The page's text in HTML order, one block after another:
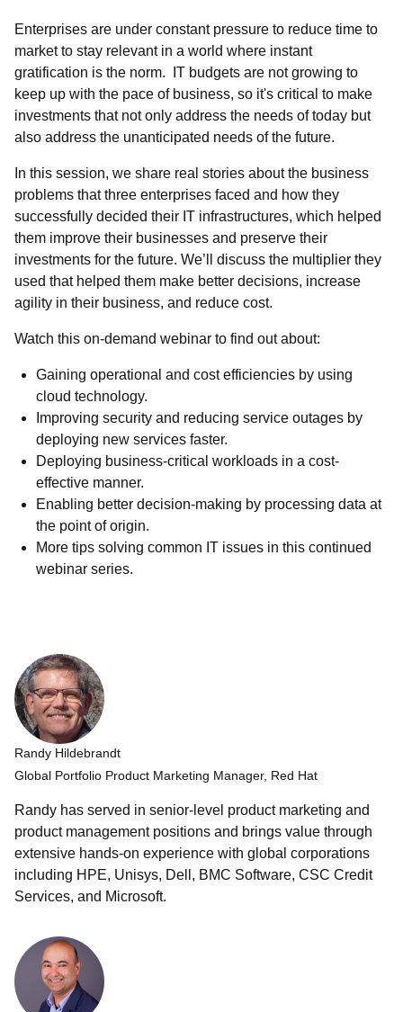
Enterprises are under constant pressure to reduce time to
market to stay relevant in a world where instant
gratification is the norm. IT budgets are not growing to
keep up with the pace of business, so it's critical to make
investments that not only address the needs of today but
also address the unanticipated needs of the future.
In this session, we share real stories about the business
problems that three enterprises faced and how they
successfully decided their IT infrastructures, which helped
them improve their businesses and preserve their
investments for the future. We’ll discuss the multiplier they
used that helped them make better decisions, increase
agility in their business, and reduce cost.
Watch this on-demand webinar to find out about:
Gaining operational and cost efficiencies by using
cloud technology.
Improving security and reducing service outages by
deploying new services faster.
Deploying business-critical workloads in a cost-
effective manner.
Enabling better decision-making by processing data at
the point of origin.
More tips solving common IT issues in this continued
webinar series.
Randy Hildebrandt
Global Portfolio Product Marketing Manager, Red Hat
Randy has served in senior-level product marketing and
product management positions and brings value through
extensive hands-on experience with global corporations
including HPE, Unisys, Dell, BMC Software, CSC Credit
Services, and Microsoft.